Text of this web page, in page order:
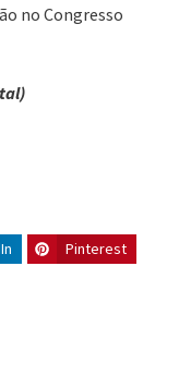
no Congresso
Pinterest